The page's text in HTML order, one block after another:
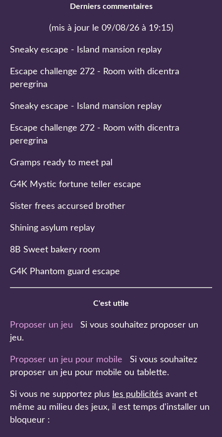
Derniers commentaires
(mis à jour le 09/08/26 à 19:15)
Sneaky escape - Island mansion replay
Escape challenge 272 - Room with dicentra
peregrina
Sneaky escape - Island mansion replay
Escape challenge 272 - Room with dicentra
peregrina
Gramps ready to meet pal
G4K Mystic fortune teller escape
Sister frees accursed brother
Shining asylum replay
8B Sweet bakery room
G4K Phantom guard escape
C'est utile
Proposer un jeu Si vous souhaitez proposer un
jeu.
Proposer un jeu pour mobile Si vous souhaitez
proposer un jeu pour mobile ou tablette.
Si vous ne supportez plus les publicités avant et
même au milieu des jeux, il est temps d'installer un
bloqueur :